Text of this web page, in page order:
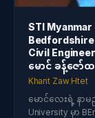
STI
Civil
မောင် ခန့်ဇေ
Khant Zaw Htet
မောင်လေးရဲ့ နာ
University မှာ